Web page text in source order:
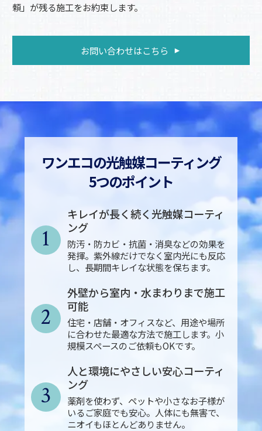
頼」が残る施工をお約束します。
お問い合わせはこちら
ワンエコの光触媒コーティング
5つのポイント
キレイが長く続く光触媒コーティ
ング
防汚・防カビ・抗菌・消臭などの効果を
発揮。紫外線だけでなく室内光にも反応
し、長期間キレイな状態を保ちます。
1
外壁から室内・水まわりまで施工
可能
住宅・店舗・オフィスなど、用途や場所
に合わせた最適な方法で施工します。小
規模スペースのご依頼もOKです。
2
人と環境にやさしい安心コーティ
ング
薬剤を使わず、ペットや小さなお子様が
いるご家庭でも安心。人体にも無害で、
ニオイもほとんどありません。
3